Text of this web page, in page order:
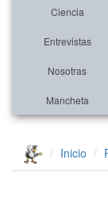
Ciencia
Entrevistas
Nosotras
Mancheta
Inicio